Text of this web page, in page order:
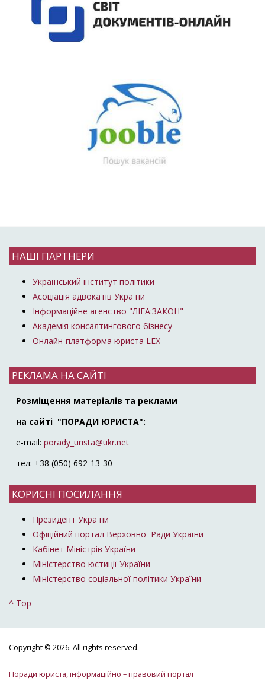
НАШІ ПАРТНЕРИ
Український інститут політики
Асоціація адвокатів України
Інформаційне агенство "ЛІГА:ЗАКОН"
Академія консалтингового бізнесу
Онлайн-платформа юриста LEX
РЕКЛАМА НА САЙТІ
Розміщення матеріалів та реклами
на сайті "ПОРАДИ ЮРИСТА":
e-mail: porady_urista@ukr.net
тел: +38 (050) 692-13-30
КОРИСНІ ПОСИЛАННЯ
Президент України
Офіційний портал Верховної Ради України
Кабінет Міністрів України
Міністерство юстиції України
Міністерство соціальної політики України
^ Top
Copyright © 2026. All rights reserved.
Поради юриста, інформаційно – правовий портал